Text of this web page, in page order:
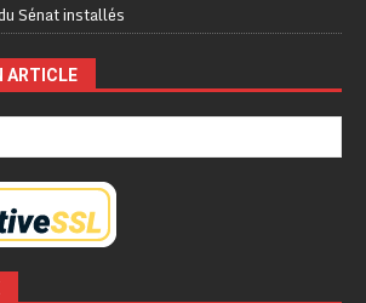
Sénat installés
ARTICLE